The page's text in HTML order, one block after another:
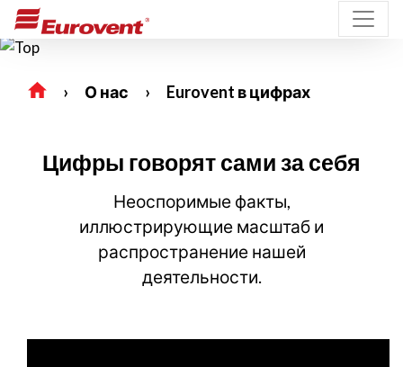
О нас Eurovent в цифрах
Цифры говорят сами за себя
Неоспоримые факты,
иллюстрирующие масштаб и
распространение нашей
деятельности.